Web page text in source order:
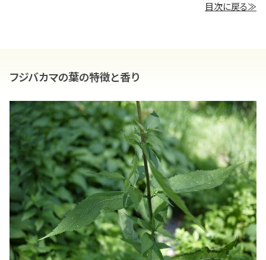
目次に戻る≫
フジバカマの葉の特徴と香り